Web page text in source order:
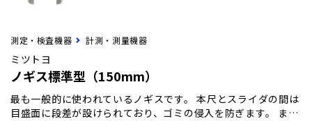
測定・検査機器 計測・測量機器
ミツトヨ
ノギス標準型（150mm）
最も一般的に使われているノギスです。 本尺とスライダの間は
目盛面に段差が設けられており、ゴミの侵入を防ぎます。 ま